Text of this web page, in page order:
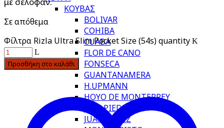
ΚΟΥΒΑΣ
BOLIVAR
COHIBA
CUABA
FLOR DE CANO
FONSECA
GUANTANAMERA
H.UPMANN
HOYO DE MONTERREY
JOSE PIEDRA
JUAN LOPEZ
Σε απόθεμα
Φίλτρα Rizla Ultra Slim Pocket Size (54s) quantity
Προσθήκη στο καλάθι